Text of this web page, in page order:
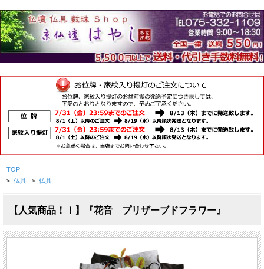
TOP
> 仏具 > 仏具
【人気商品！！】『花音 プリザーブドフラワー』